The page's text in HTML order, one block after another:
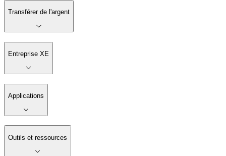
Transférer de l'argent
Entreprise XE
Applications
Outils et ressources